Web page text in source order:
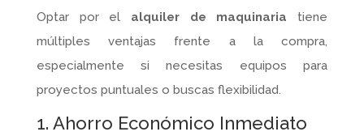
Optar por el alquiler de maquinaria tiene
múltiples ventajas frente a la compra,
especialmente si necesitas equipos para
proyectos puntuales o buscas flexibilidad.
1. Ahorro Económico Inmediato